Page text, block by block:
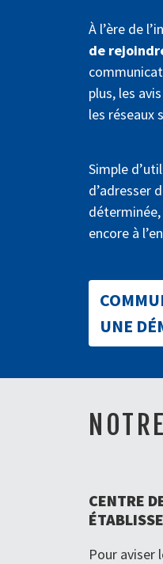
À l’ère de
de
plus, les
les réseaux
Simple
d’adresser
encore à
UNE
CENTRE
Pour aviser